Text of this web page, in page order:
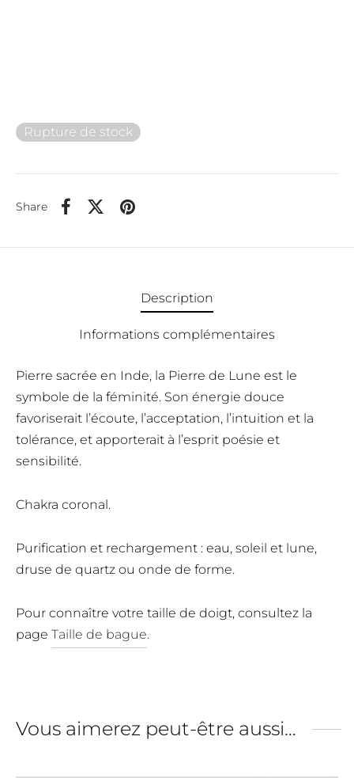
Rupture de stock
Share
Description
Informations complémentaires
Pierre sacrée en Inde, la Pierre de Lune est le
symbole de la féminité. Son énergie douce
favoriserait l’écoute, l’acceptation, l’intuition et la
tolérance, et apporterait à l’esprit poésie et
sensibilité.
Chakra coronal.
Purification et rechargement : eau, soleil et lune,
druse de quartz ou onde de forme.
Pour connaître votre taille de doigt, consultez la
page Taille de bague.
Vous aimerez peut-être aussi…